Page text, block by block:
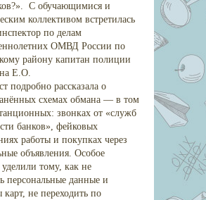
С обучающимися и
коллективом встретилась
по делам
ОМВД России по
району капитан полиции
Е.О.
подробно рассказала о
схемах обмана — в том
звонках от «служб
банков», фейковых
работы и покупках через
объявления. Особое
тому, как не
персональные данные и
карт, не переходить по